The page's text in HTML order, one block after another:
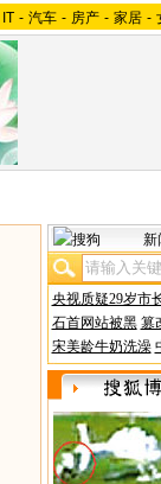
IT - 汽车 - 房产 - 家居 -
新
央视质疑29岁市
石首网站被黑 篡
宋美龄牛奶洗澡